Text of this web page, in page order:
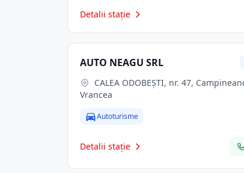
Detalii stație
AUTO NEAGU SRL
Vrancea
Autoturisme
Detalii stație